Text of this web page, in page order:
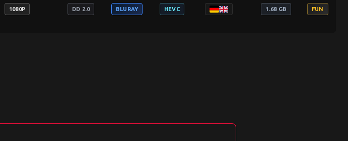
1080P DD 2.0 BLURAY HEVC 1.68 GB FUN